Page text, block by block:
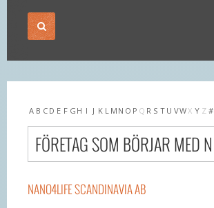
A B C D E F G H I J K L M N O P Q R S T U VWX Y Z #
FÖRETAG SOM BÖRJAR MED N
NANO4LIFE SCANDINAVIA AB